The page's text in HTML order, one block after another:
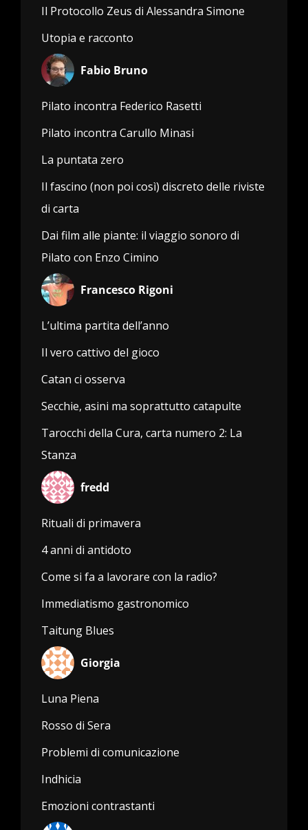
Il Protocollo Zeus di Alessandra Simone
Utopia e racconto
Fabio Bruno
Pilato incontra Federico Rasetti
Pilato incontra Carullo Minasi
La puntata zero
Il fascino (non poi così) discreto delle riviste
di carta
Dai film alle piante: il viaggio sonoro di
Pilato con Enzo Cimino
Francesco Rigoni
L’ultima partita dell’anno
Il vero cattivo del gioco
Catan ci osserva
Secchie, asini ma soprattutto catapulte
Tarocchi della Cura, carta numero 2: La
Stanza
fredd
Rituali di primavera
4 anni di antidoto
Come si fa a lavorare con la radio?
Immediatismo gastronomico
Taitung Blues
Giorgia
Luna Piena
Rosso di Sera
Problemi di comunicazione
Indhicia
Emozioni contrastanti